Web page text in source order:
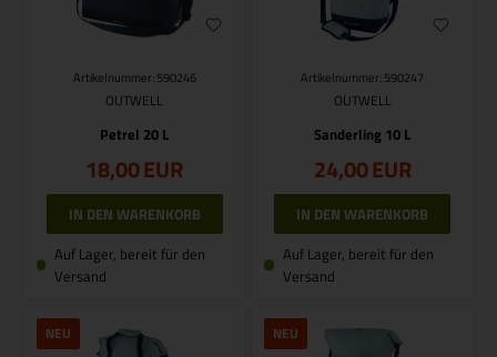
Artikelnummer: 590246
OUTWELL
Petrel 20 L
18,00EUR
Auf Lager, bereit für den
Versand
Artikelnummer: 590247
OUTWELL
Sanderling 10 L
24,00EUR
Auf Lager, bereit für den
Versand
NEU NEU